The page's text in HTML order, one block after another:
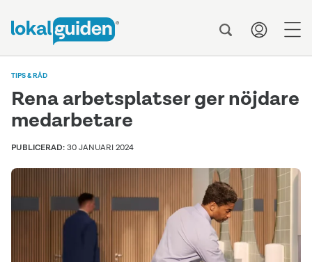
TIPS & RÅD
Rena arbetsplatser ger nöjdare
medarbetare
PUBLICERAD:30 JANUARI 2024